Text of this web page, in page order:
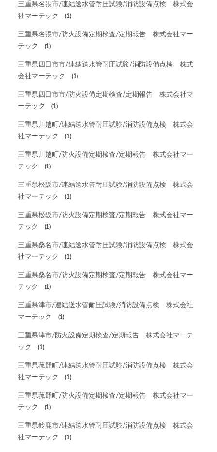
三重県名張市/連結送水管耐圧試験/消防設備点検 株式会
社マーテック
(1)
三重県名張市/防火設備定期検査/定期報告 株式会社マー
テック
(1)
三重県四日市市/連結送水管耐圧試験/消防設備点検 株式
会社マーテック
(1)
三重県四日市市/防火設備定期検査/定期報告 株式会社マ
ーテック
(1)
三重県川越町/連結送水管耐圧試験/消防設備点検 株式会
社マーテック
(1)
三重県川越町/防火設備定期検査/定期報告 株式会社マー
テック
(1)
三重県松阪市/連結送水管耐圧試験/消防設備点検 株式会
社マーテック
(1)
三重県松阪市/防火設備定期検査/定期報告 株式会社マー
テック
(1)
三重県桑名市/連結送水管耐圧試験/消防設備点検 株式会
社マーテック
(1)
三重県桑名市/防火設備定期検査/定期報告 株式会社マー
テック
(1)
三重県津市/連結送水管耐圧試験/消防設備点検 株式会社
マーテック
(1)
三重県津市/防火設備定期検査/定期報告 株式会社マーテ
ック
(1)
三重県菰野町/連結送水管耐圧試験/消防設備点検 株式会
社マーテック
(1)
三重県菰野町/防火設備定期検査/定期報告 株式会社マー
テック
(1)
三重県鈴鹿市/連結送水管耐圧試験/消防設備点検 株式会
社マーテック
(1)